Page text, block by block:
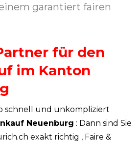
garantiert fairen
für den
im Kanton
schnell und unkompliziert
Neuenburg : Dann sind Sie
exakt richtig , Faire &